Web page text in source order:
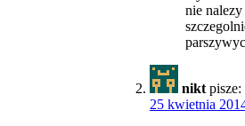
nie
nikt pisze:
25 kwietnia